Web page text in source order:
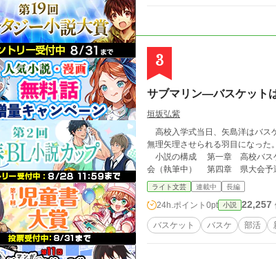
3
サブマリン―バスケット
垣坂弘紫
高校入学式当日、矢島洋はバス
無理矢理させられる羽目になった
小説の構成 第一章 高校バス
会（執筆中） 第四章 県大会予
ライト文芸 連載中 長編
24h.ポイント 0pt 小説 22,257
バスケット バスケ 部活